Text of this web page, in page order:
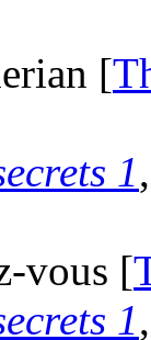
[
1
vous [
1